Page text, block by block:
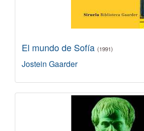
El mundo de Sofía (1991)
Jostein Gaarder